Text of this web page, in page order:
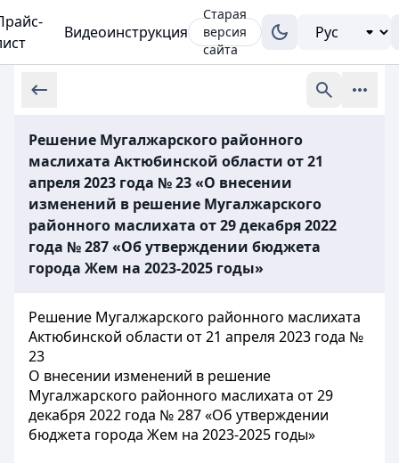
Видеоинструкция
Старая
версия
сайта
Решение Мугалжарского районного
маслихата Актюбинской области от 21
апреля 2023 года № 23 «О внесении
изменений в решение Мугалжарского
районного маслихата от 29 декабря 2022
года № 287 «Об утверждении бюджета
города Жем на 2023-2025 годы»
Решение Мугалжарского районного маслихата
Актюбинской области от 21 апреля 2023 года №
23
О внесении изменений в решение
Мугалжарского районного маслихата от 29
декабря 2022 года № 287 «Об утверждении
бюджета города Жем на 2023-2025 годы»